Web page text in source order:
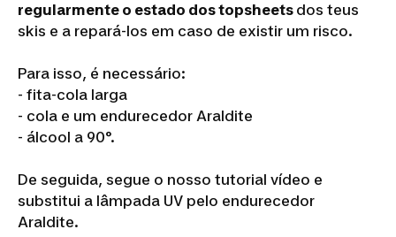
regularmente o estado dos topsheets dos teus
skis e a repará-los em caso de existir um risco.
Para isso, é necessário:
- fita-cola larga
- cola e um endurecedor Araldite
- álcool a 90°.
De seguida, segue o nosso tutorial vídeo e
substitui a lâmpada UV pelo endurecedor
Araldite.